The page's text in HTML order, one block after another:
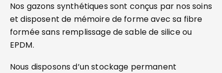
Nos gazons synthétiques sont conçus par nos soins
et disposent de mémoire de forme avec sa fibre
formée sans remplissage de sable de silice ou
EPDM.
Nous disposons d’un stockage permanent